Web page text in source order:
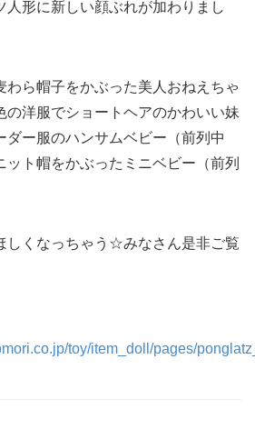
人形に新しい顔ぶれが加わりまし
わら帽子をかぶった美人おねえちゃ
の洋服でショートヘアのかわいい妹
ダー服のハンサムベビー（前列中
ット帽をかぶったミニベビー（前列
しくなっちゃう☆みなさん是非ご覧
toy/item_doll/pages/